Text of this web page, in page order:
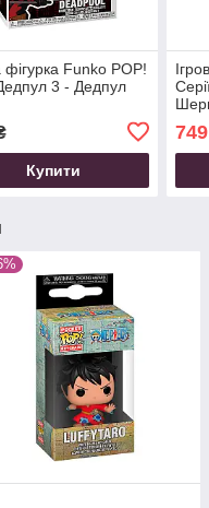
фігурка Funko POP!
3 - Дедпул
Купити
749